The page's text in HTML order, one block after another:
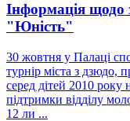
Інформація щодо
"Юність"
30 жовтня у Палаці
турнір міста з дзюдо,
серед дітей 2010
підтримки відділу
12 ли ...